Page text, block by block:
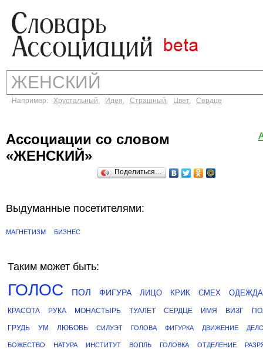
Например: Хрустальный, Идея, Страшный, Цвет, Сердце
Ассоциации со словом
«ЖЕНСКИЙ»
Поделиться…
Выдуманные посетителями:
МАГНЕТИЗМ БИЗНЕС
Таким может быть:
ГОЛОС ПОЛ ФИГУРА ЛИЦО КРИК СМЕХ ОДЕЖДА
КРАСОТА РУКА МОНАСТЫРЬ ТУАЛЕТ СЕРДЦЕ ИМЯ ВИЗГ
ГРУДЬ УМ ЛЮБОВЬ СИЛУЭТ ГОЛОВА ФИГУРКА ДВИЖЕНИЕ
БОЖЕСТВО НАТУРА ИНСТИТУТ ВОПЛЬ ГОЛОВКА ОТДЕЛЕНИЕ